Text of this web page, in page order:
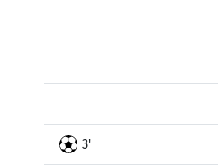
3'